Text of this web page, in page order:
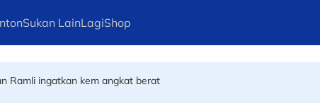
Sukan LainLagiShop